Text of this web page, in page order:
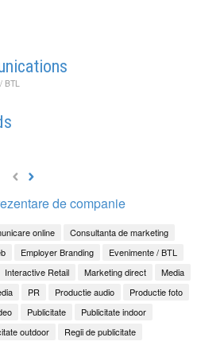
BTL
de companie
online
Consultanta de marketing
Employer Branding
Evenimente / BTL
Interactive Retail Marketing direct
Media
PR Productie audio
Productie foto
Publicitate
Publicitate indoor
outdoor
Regii de publicitate